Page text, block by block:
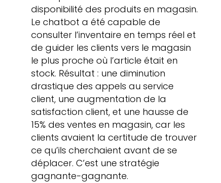
disponibilité des produits en magasin.
Le chatbot a été capable de
consulter l’inventaire en temps réel et
de guider les clients vers le magasin
le plus proche où l’article était en
stock. Résultat : une diminution
drastique des appels au service
client, une augmentation de la
satisfaction client, et une hausse de
15% des ventes en magasin, car les
clients avaient la certitude de trouver
ce qu’ils cherchaient avant de se
déplacer. C’est une stratégie
gagnante-gagnante.